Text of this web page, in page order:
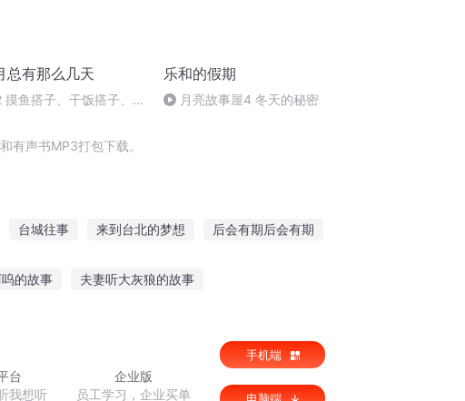
总有那么几天
摸鱼搭子、干饭搭子、健
真朋友？
乐和的假期
月亮故事屋4 冬天的秘密
有声书MP3打包下载。
台城往事 来到台北的梦想 后会有期后会有期
的故事 夫妻听大灰狼的故事
台
我想听
企业版
员工学习，企业买单
手机端